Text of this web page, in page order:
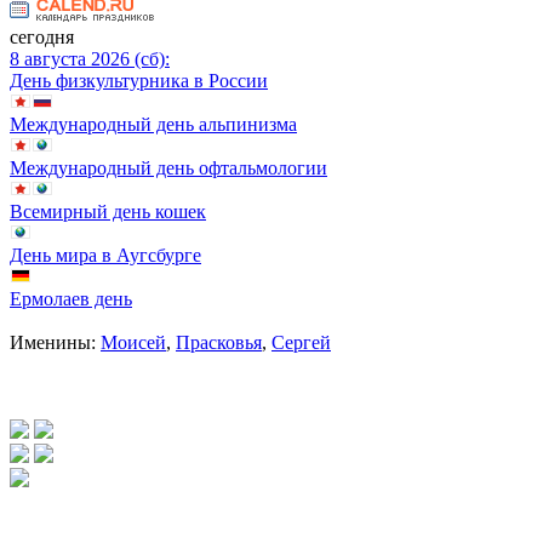
сегодня
8 августа 2026 (сб):
День физкультурника в России
Международный день альпинизма
Международный день офтальмологии
Всемирный день кошек
День мира в Аугсбурге
Ермолаев день
Именины: Моисей, Прасковья, Сергей